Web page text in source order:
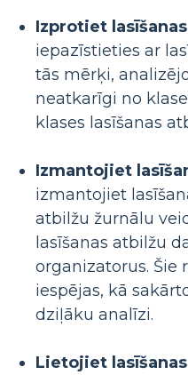
Izprotiet
iepazīstieties ar
tās mērķi,
neatkarīgi no
klases lasīšanas
Izmantojiet
izmantojiet
atbilžu žurnālu
lasīšanas atbilžu
organizatorus. Šie
iespējas, kā
dziļāku analīzi.
Lietojiet